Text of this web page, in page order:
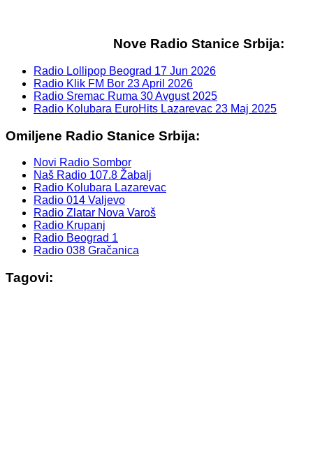
Nove Radio Stanice Srbija:
Radio Lollipop Beograd 17 Jun 2026
Radio Klik FM Bor 23 April 2026
Radio Sremac Ruma 30 Avgust 2025
Radio Kolubara EuroHits Lazarevac 23 Maj 2025
Omiljene Radio Stanice Srbija:
Novi Radio Sombor
Naš Radio 107.8 Žabalj
Radio Kolubara Lazarevac
Radio 014 Valjevo
Radio Zlatar Nova Varoš
Radio Krupanj
Radio Beograd 1
Radio 038 Gračanica
Tagovi: